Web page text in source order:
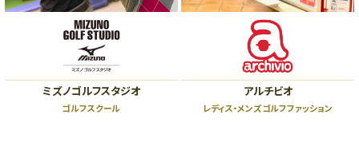
ショッピングフロアPLAZA11:00～20:00 ENT11:00～20:00
レストランフロアPLAZA11:00～22:30 ENT11:00～23:00
ビューティー＆スクールフロア
※一部店舗により営業時間が異なります。
お問い合わせ｜TEL：06-6343-7500
（受付時間 10:00～20:00）
｜不定休
ミズノゴルフスタジオ
ゴルフスクール
アルチビオ
レディス・メンズゴルフファッション